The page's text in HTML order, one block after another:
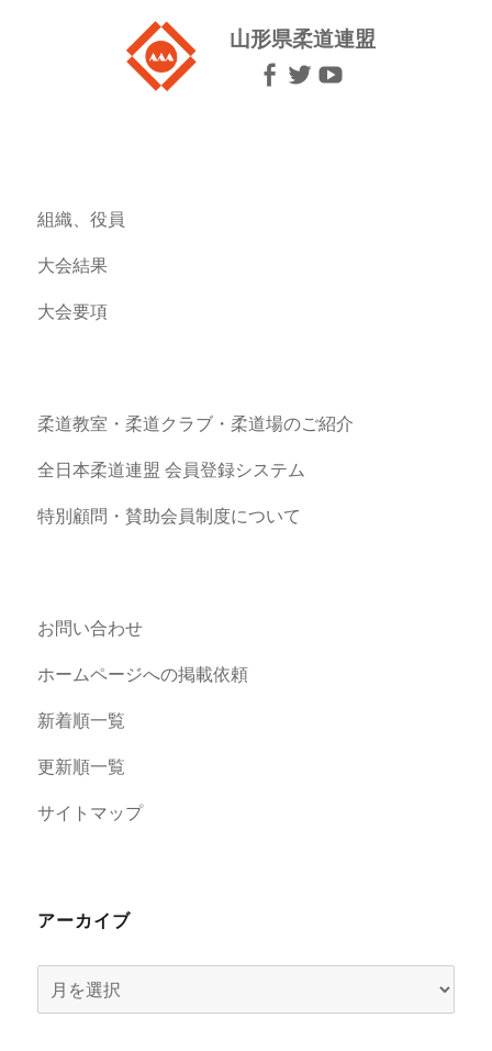
山形県柔道連盟
組織、役員
大会結果
大会要項
柔道教室・柔道クラブ・柔道場のご紹介
全日本柔道連盟 会員登録システム
特別顧問・賛助会員制度について
お問い合わせ
ホームページへの掲載依頼
新着順一覧
更新順一覧
サイトマップ
アーカイブ
ー